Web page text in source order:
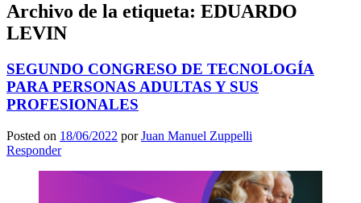
Archivo de la etiqueta: EDUARDO
LEVIN
SEGUNDO CONGRESO DE TECNOLOGÍA
PARA PERSONAS ADULTAS Y SUS
PROFESIONALES
Posted on 18/06/2022 porJuan Manuel Zuppelli
Responder